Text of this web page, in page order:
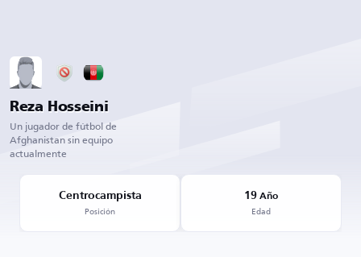
Reza Hosseini
Un jugador de fútbol de
Afghanistan sin equipo
actualmente
Centrocampista
Posición
19 Año
Edad